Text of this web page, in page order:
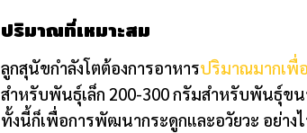
ปริมาณที่เหมาะสม
ลูกสุนัขกำลังโตต้องการอาหารปริมาณมากเพื่
สำหรับพันธุ์เล็ก 200-300 กรัมสำหรับพันธุ์ขน
ทั้งนี้ก็เพื่อการพัฒนากระดูกและอวัยวะ อย่า